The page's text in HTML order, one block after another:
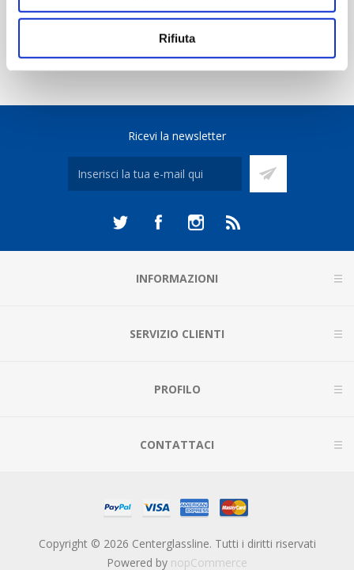
Rifiuta
Ricevi la newsletter
INFORMAZIONI
SERVIZIO CLIENTI
PROFILO
CONTATTACI
Copyright © 2026 Centerglassline. Tutti i diritti riservati
Powered by nopCommerce